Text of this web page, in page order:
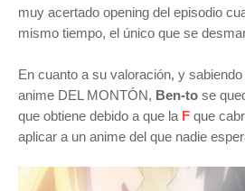
muy acertado opening del episodio
mismo tiempo, el único que se
En cuanto a su valoración, y
anime DEL MONTÓN, Ben-to se
que obtiene debido a que la F que
aplicar a un anime del que nadie